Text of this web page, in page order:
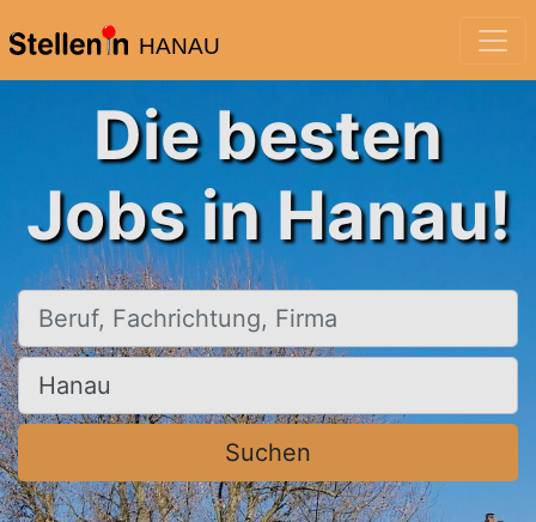
HANAU
Die besten
Jobs in Hanau!
Beruf, Fachrichtung, Firma
Ort, Stadt
Suchen